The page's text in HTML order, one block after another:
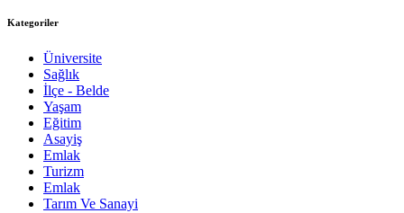
Kategoriler
Üniversite
Sağlık
İlçe - Belde
Yaşam
Eğitim
Asayiş
Emlak
Turizm
Emlak
Tarım Ve Sanayi